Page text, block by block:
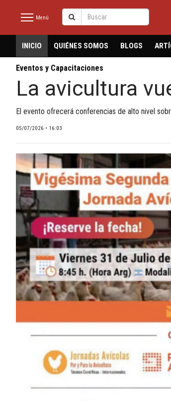
latinmeat
INICIO
ARTÍCULOS
CARNE BOVINA
CARNE PORCINA
CARNE AVÍCOLA
CARNES CON VALOR AGREGADO
NOTICIAS
NUEVOS PRODUCTOS
EVENTOS Y CAPACITACIONES
Menú
INICIO QUIÉNES SOMOS BLOGS
Eventos y Capacitaciones
La avicultura
El evento ofrecerá conferencias de alto nivel
05/07/2026 • 16:03